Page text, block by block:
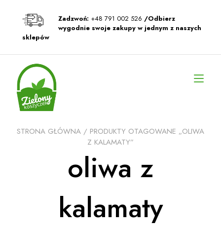
Zadzwoń: +48 791 002 526 /Odbierz
wygodnie swoje zakupy w jednym z naszych
sklepów
STRONA GŁÓWNA / PRODUKTY OTAGOWANE „OLIWA
Z KALAMATY”
oliwa z
kalamaty